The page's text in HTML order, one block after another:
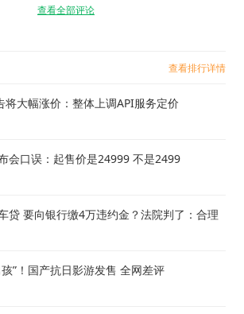
查看全部评论
查看排行详情
将大幅涨价：整体上调API服务定价
会口误：起售价是24999 不是2499
贷 要向银行缴4万违约金？法院判了：合理
”！国产抗日影游发售 全网差评